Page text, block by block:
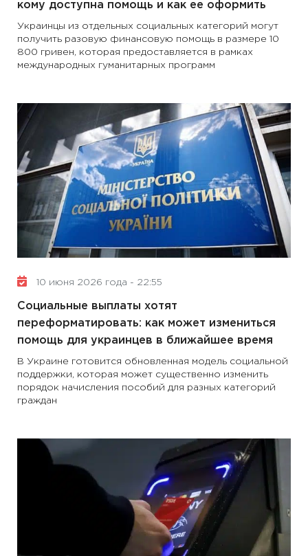
кому доступна помощь и как ее оформить
Украинцы из отдельных социальных категорий могут
получить разовую финансовую помощь в размере 10
800 гривен, которая предоставляется в рамках
международных гуманитарных программ
10 июня 2026 года - 22:55
Социальные выплаты хотят
переформатировать: как может измениться
помощь для украинцев в ближайшее время
В Украине готовится обновленная модель социальной
поддержки, которая может существенно изменить
порядок начисления пособий для разных категорий
граждан